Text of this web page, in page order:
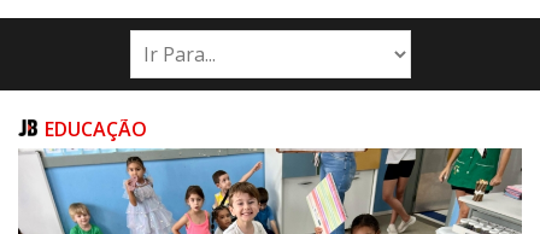
INÍCIO
NOTÍCIAS
PUBLICAÇÕES LEGAIS
CONTATO
EDUCAÇÃO